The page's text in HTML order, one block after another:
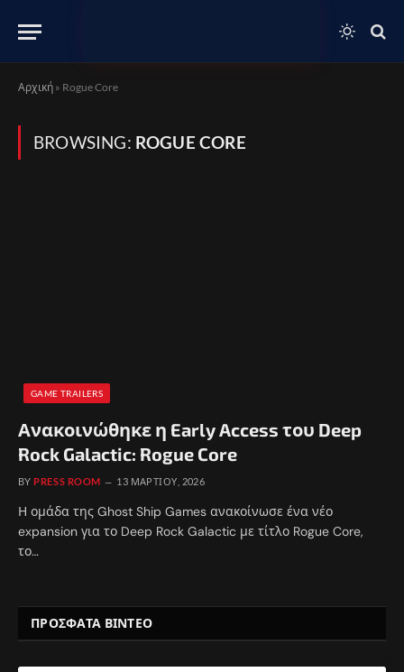
Αρχική » Rogue Core
BROWSING: ROGUE CORE
GAME TRAILERS
Ανακοινώθηκε η Early Access του Deep
Rock Galactic: Rogue Core
BY PRESS ROOM 13 ΜΑΡΤΊΟΥ, 2026
Η ομάδα της Ghost Ship Games ανακοίνωσε ένα νέο
expansion για το Deep Rock Galactic με τίτλο Rogue Core,
το…
ΠΡΟΣΦΑΤΑ ΒΙΝΤΕΟ